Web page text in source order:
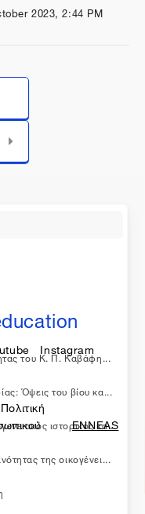
2023, 2:44 PM
του Κ. Π. Καβάφη...
Όψεις του βίου κα...
ιστορικός κα...
της οικογένει...
Instagram
ENNEAS